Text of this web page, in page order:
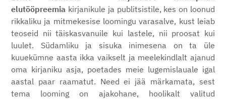
elutööpreemia kirjanikule ja publitsistile, kes on loonud
rikkaliku ja mitmekesise loomingu varasalve, kust leiab
teoseid nii täiskasvanuile kui lastele, nii proosat kui
luulet. Südamliku ja sisuka inimesena on ta üle
kuuekümne aasta ikka vaikselt ja meelekindlalt ajanud
oma kirjaniku asja, poetades meie lugemislauale igal
aastal paar raamatut. Need ei jää märkamata, sest
tema looming on ajakohane, hoolikalt valitud